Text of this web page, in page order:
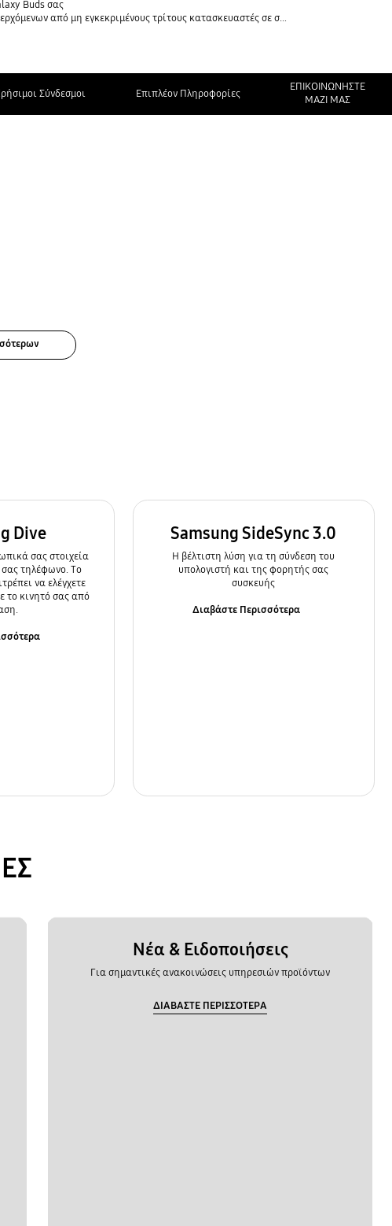
Buds σας
από μη εγκεκριμένους τρίτους κατασκευαστές σε συσκευές Galaxy
Σύνδεσμοι Επιπλέον Πληροφορίες
ΕΠΙΚΟΙΝΩΝΗΣΤΕ
ΜΑΖΙ ΜΑΣ
Dive
σας στοιχεία
σας τηλέφωνο. Το
να ελέγχετε
το κινητό σας από
Samsung SideSync 3.0
Η βέλτιστη λύση για τη σύνδεση του
υπολογιστή και της φορητής σας
συσκευής
Διαβάστε Περισσότερα
Νέα & Ειδοποιήσεις
Για σημαντικές ανακοινώσεις υπηρεσιών προϊόντων
ΔΙΑΒΑΣΤΕ ΠΕΡΙΣΣΟΤΕΡΑ